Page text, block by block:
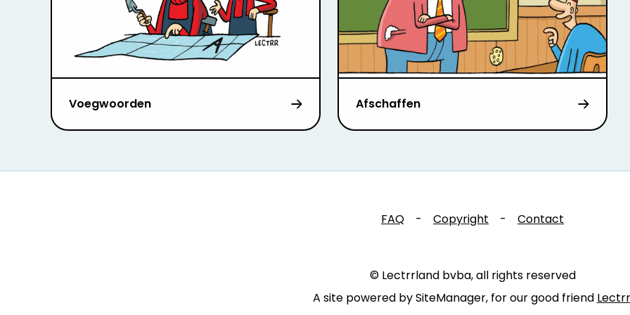
Voegwoorden Afschaffen
FAQ - Copyright - Contact
© Lectrrland bvba, all rights reserved
A site powered by SiteManager, for our good friend Lectrr